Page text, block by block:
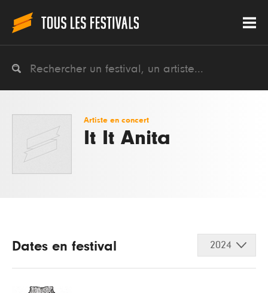
Artiste en concert
It It Anita
Dates en festival 2024